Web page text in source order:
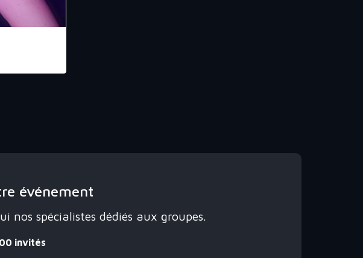
événement
nos spécialistes dédiés aux groupes.
invités